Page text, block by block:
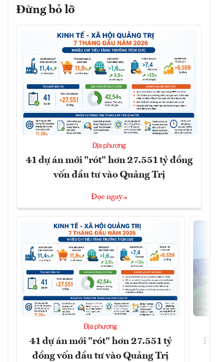
Đừng bỏ lỡ
Địa phương
41 dự án mới "rót" hơn 27.551 tỷ đồng
vốn đầu tư vào Quảng Trị
Đọc ngay
Địa phương
41 dự án mới "rót" hơn 27.551 tỷ
đồng vốn đầu tư vào Quảng Trị
Hà